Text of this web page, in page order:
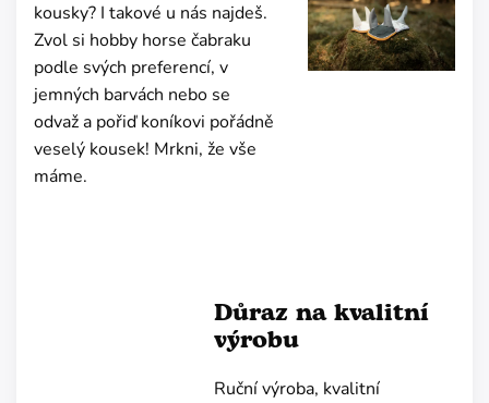
kousky? I takové u nás najdeš.
Zvol si hobby horse čabraku
podle svých preferencí, v
jemných barvách nebo se
odvaž a pořiď koníkovi pořádně
veselý kousek! Mrkni, že vše
máme.
Důraz na kvalitní
výrobu
Ruční výroba, kvalitní